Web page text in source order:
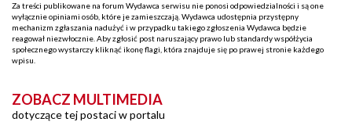
Za treści publikowane na forum Wydawca serwisu nie ponosi odpowiedzialności i są one
wyłącznie opiniami osób, które je zamieszczają. Wydawca udostępnia przystępny
mechanizm zgłaszania nadużyć i w przypadku takiego zgłoszenia Wydawca będzie
reagował niezwłocznie. Aby zgłosić post naruszający prawo lub standardy współżycia
społecznego wystarczy kliknąć ikonę flagi, która znajduje się po prawej stronie każdego
wpisu.
ZOBACZ MULTIMEDIA
dotyczące tej postaci w portalu